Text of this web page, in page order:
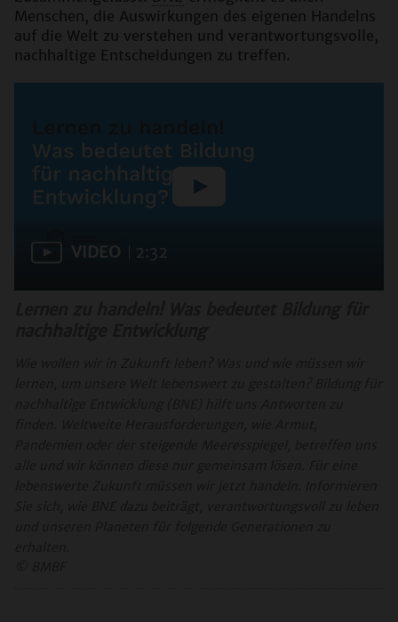
Menschen, die Auswirkungen des eigenen Handelns
auf die Welt zu verstehen und verantwortungsvolle,
nachhaltige Entscheidungen zu treffen.
VIDEO 2:32